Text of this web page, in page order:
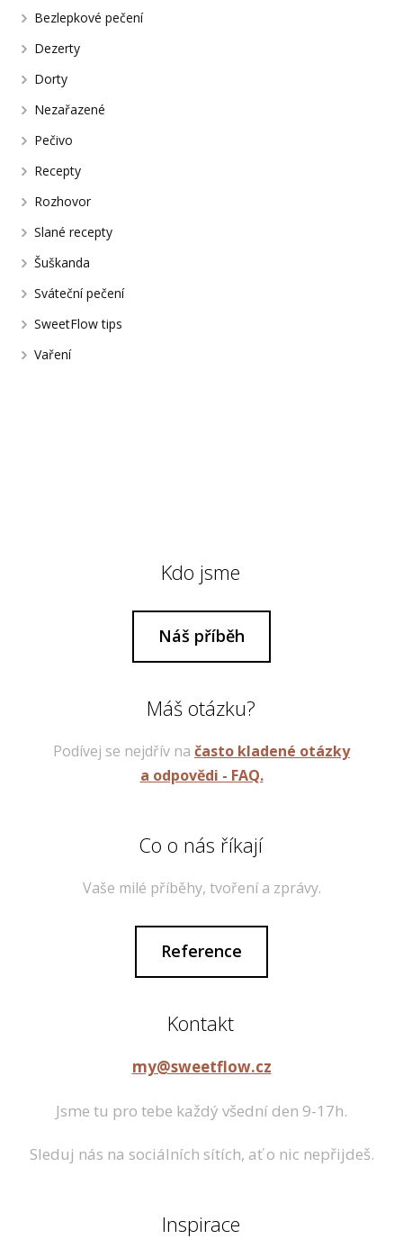
Bezlepkové pečení
Dezerty
Dorty
Nezařazené
Pečivo
Recepty
Rozhovor
Slané recepty
Šuškanda
Sváteční pečení
SweetFlow tips
Vaření
Kdo jsme
Náš příběh
Máš otázku?
Podívej se nejdřív na často kladené otázky
a odpovědi - FAQ.
Co o nás říkají
Vaše milé příběhy, tvoření a zprávy.
Reference
Kontakt
my@sweetflow.cz
Jsme tu pro tebe každý všední den 9-17h.
Sleduj nás na sociálních sítích, ať o nic nepřijdeš.
Inspirace